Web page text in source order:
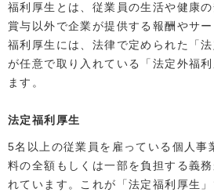
福利厚生とは、従業員の生活や健康
賞与以外で企業が提供する報酬やサー
福利厚生には、法律で定められた「
が任意で取り入れている「法定外福
ます。
法定福利厚生
5名以上の従業員を雇っている個人事
料の全額もしくは一部を負担する義
れています。これが「法定福利厚生」